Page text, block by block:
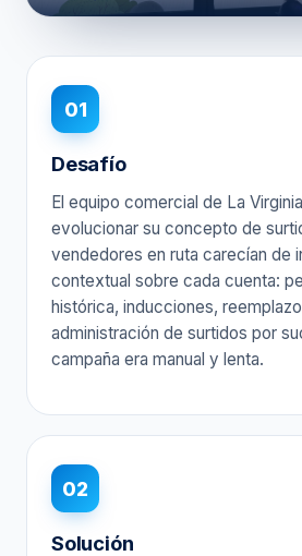
01
Desafío
El equipo comercial de La
evolucionar su concepto de
vendedores en ruta carecían de
contextual sobre cada cuenta:
histórica, inducciones,
administración de surtidos por
campaña era manual y lenta.
02
Solución